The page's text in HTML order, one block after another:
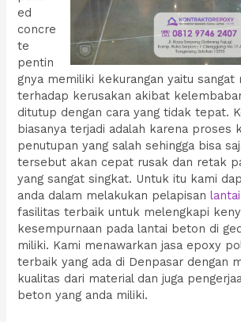
ed
concre
te
pentin
gnya memiliki kekurangan yaitu sangat
terhadap kerusakan akibat
ditutup dengan cara yang tidak tepat.
biasanya terjadi adalah karena proses
penutupan yang salah sehingga bisa
tersebut akan cepat rusak dan retak
yang sangat singkat. Untuk itu kami
anda dalam melakukan pelapisan
fasilitas terbaik untuk melengkapi
kesempurnaan pada lantai beton di
miliki. Kami menawarkan jasa epoxy
terbaik yang ada di Denpasar dengan
kualitas dari material dan juga
beton yang anda miliki.